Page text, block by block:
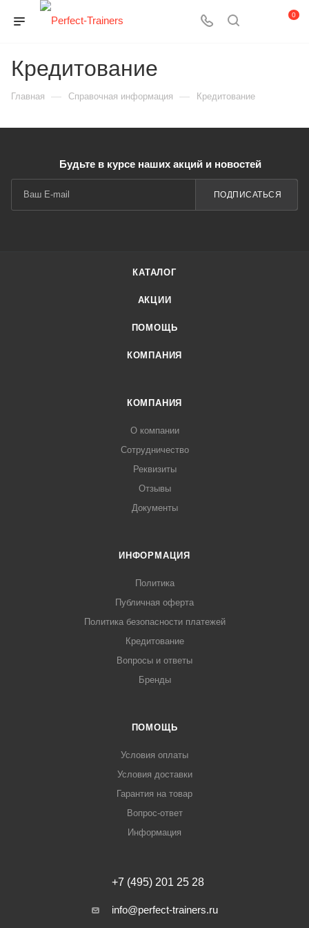
0
Кредитование
Главная — Справочная информация — Кредитование
Будьте в курсе наших акций и новостей
ПОДПИСАТЬСЯ
КАТАЛОГ
АКЦИИ
ПОМОЩЬ
КОМПАНИЯ
КОМПАНИЯ
О компании
Сотрудничество
Реквизиты
Отзывы
Документы
ИНФОРМАЦИЯ
Политика
Публичная оферта
Политика безопасности платежей
Кредитование
Вопросы и ответы
Бренды
ПОМОЩЬ
Условия оплаты
Условия доставки
Гарантия на товар
Вопрос-ответ
Информация
+7 (495) 201 25 28
info@perfect-trainers.ru